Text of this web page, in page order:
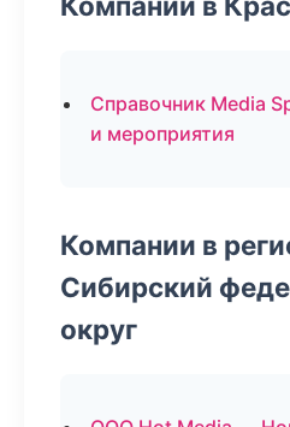
Справочник Media
и мероприятия
Компании в
Сибирский
округ